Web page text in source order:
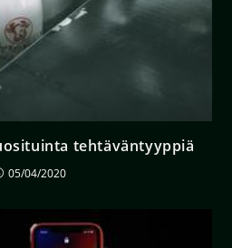
tehtäväntyyppiä
05/04/2020